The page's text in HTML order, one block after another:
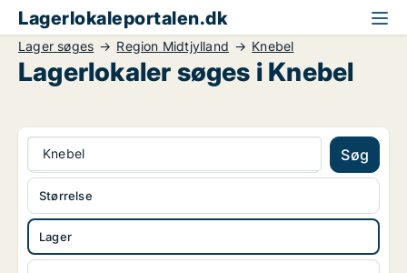
Lagerlokaleportalen.dk
Lager søges Region Midtjylland Knebel
Lagerlokaler søges i Knebel
Knebel Søg
Lager
Størrelse